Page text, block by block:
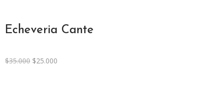
Echeveria Cante
$35.000 $25.000